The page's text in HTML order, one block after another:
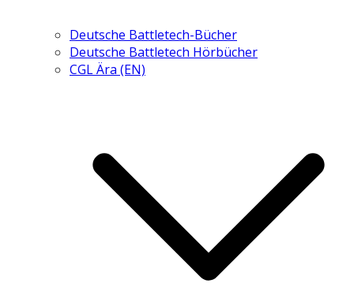
Deutsche Battletech-Bücher
Deutsche Battletech Hörbücher
CGL Ära (EN)